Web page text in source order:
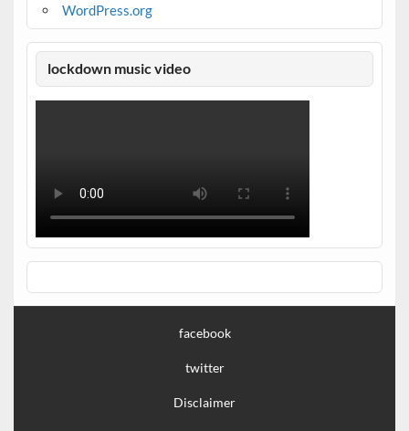
WordPress.org
lockdown music video
facebook
twitter
Disclaimer